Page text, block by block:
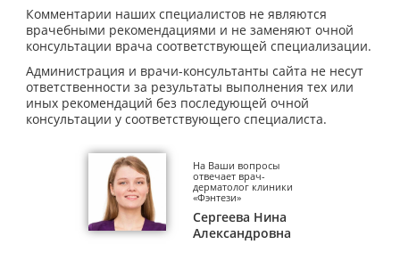
Комментарии наших специалистов не являются
врачебными рекомендациями и не заменяют очной
консультации врача соответствующей специализации.
Администрация и врачи-консультанты сайта не несут
ответственности за результаты выполнения тех или
иных рекомендаций без последующей очной
консультации у соответствующего специалиста.
На Ваши вопросы
отвечает врач-
дерматолог клиники
«Фэнтези»
Сергеева Нина
Александровна